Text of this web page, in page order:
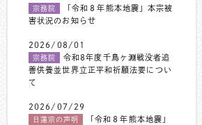
宗務院
「令和８年熊本地震」本宗被
害状況のお知らせ
2026/08/01
宗務院
令和8年度千鳥ヶ淵戦没者追
善供養並世界立正平和祈願法要につい
て
2026/07/29
日蓮宗の声明
「令和８年熊本地震」